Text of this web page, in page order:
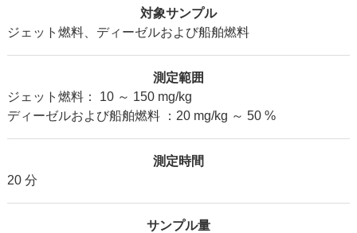
対象サンプル
ジェット燃料、ディーゼルおよび船舶燃料
測定範囲
ジェット燃料： 10 ～ 150 mg/kg
ディーゼルおよび船舶燃料 ：20 mg/kg ～ 50 %
測定時間
20 分
サンプル量